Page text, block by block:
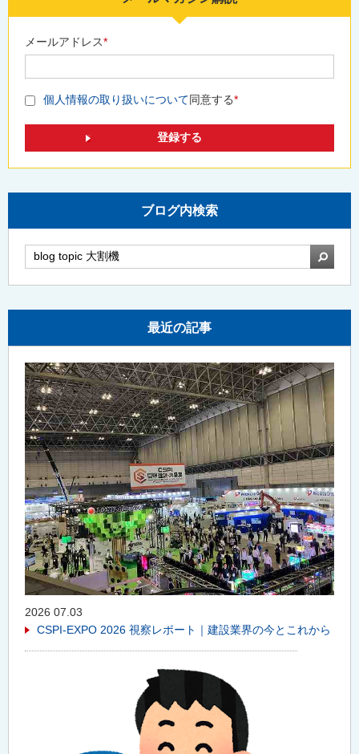
メールアドレス*
個人情報の取り扱いについて同意する*
ブログ内検索
検索
最近の記事
2026 07.03
CSPI-EXPO 2026 視察レポート｜建設業界の今とこれから